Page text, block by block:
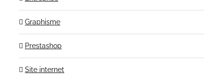
Graphisme
Prestashop
Site internet